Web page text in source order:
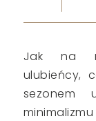
Jak na
ulubieńcy,
sezonem